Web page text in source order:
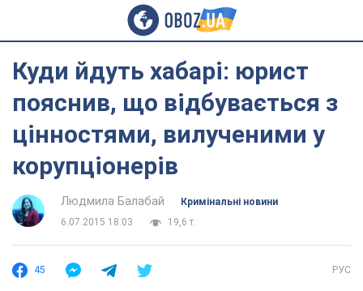
Куди йдуть хабарі: юрист
пояснив, що відбувається з
цінностями, вилученими у
корупціонерів
Людмила Балабай
Кримінальні новини
6.07.2015 18:03
19,6 т.
45 РУС